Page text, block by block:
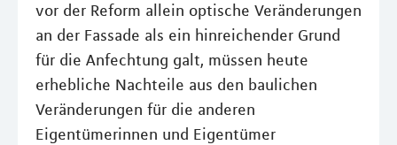
vor der Reform allein optische Veränderungen
an der Fassade als ein hinreichender Grund
für die Anfechtung galt, müssen heute
erhebliche Nachteile aus den baulichen
Veränderungen für die anderen
Eigentümerinnen und Eigentümer